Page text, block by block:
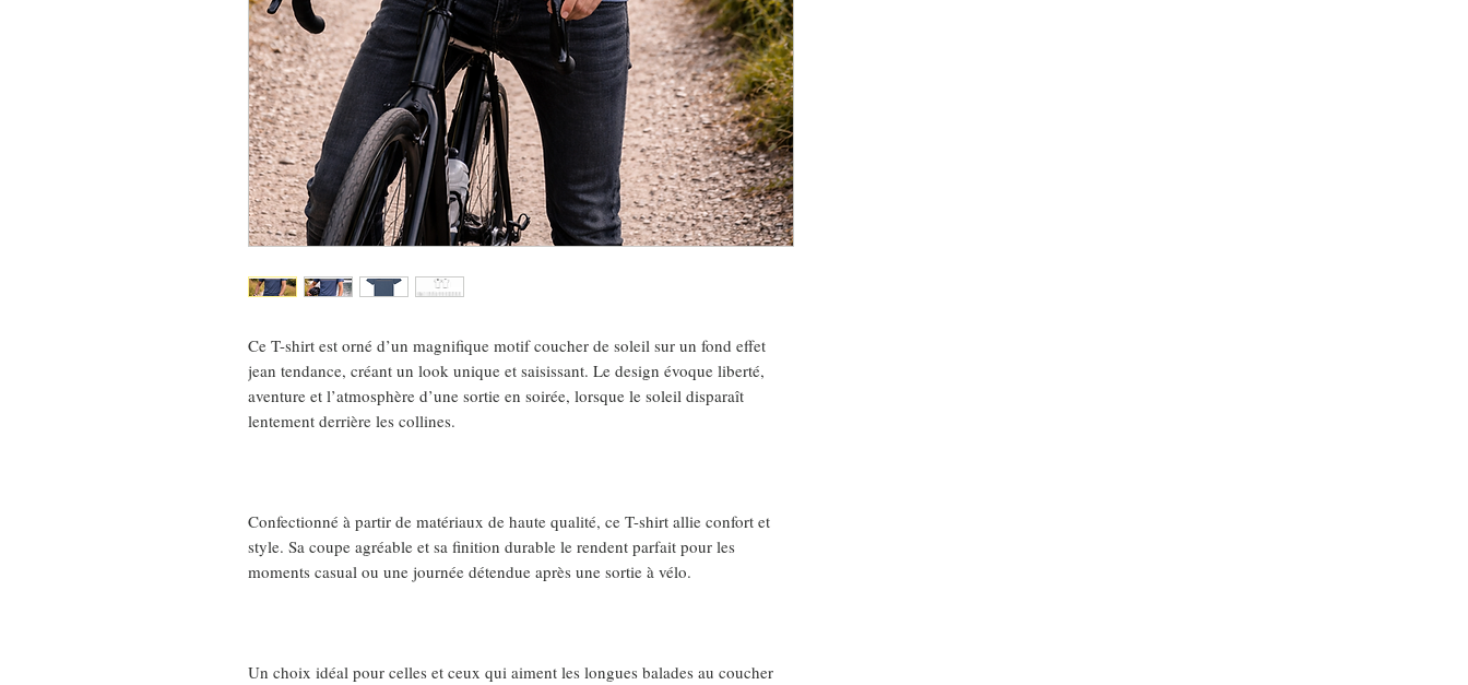
Ce T-shirt est orné d’un magnifique motif coucher de soleil sur un fond effet
jean tendance, créant un look unique et saisissant. Le design évoque liberté,
aventure et l’atmosphère d’une sortie en soirée, lorsque le soleil disparaît
lentement derrière les collines.
Confectionné à partir de matériaux de haute qualité, ce T-shirt allie confort et
style. Sa coupe agréable et sa finition durable le rendent parfait pour les
moments casual ou une journée détendue après une sortie à vélo.
Un choix idéal pour celles et ceux qui aiment les longues balades au coucher